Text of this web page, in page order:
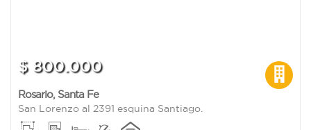
$ 800.000
Rosario, Santa Fe
San Lorenzo al 2391 esquina Santiago.